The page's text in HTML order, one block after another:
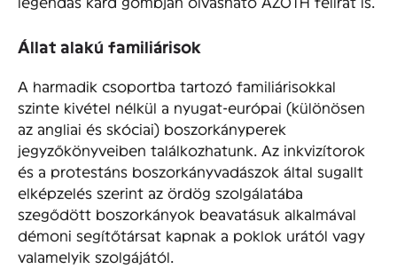
Állat alakú familiárisok
A harmadik csoportba tartozó familiárisokkal
szinte kivétel nélkül a nyugat-európai (különösen
az angliai és skóciai) boszorkányperek
jegyzőkönyveiben találkozhatunk. Az inkvizítorok
és a protestáns boszorkányvadászok által sugallt
elképzelés szerint az ördög szolgálatába
szegődött boszorkányok beavatásuk alkalmával
démoni segítőtársat kapnak a poklok urától vagy
valamelyik szolgájától.